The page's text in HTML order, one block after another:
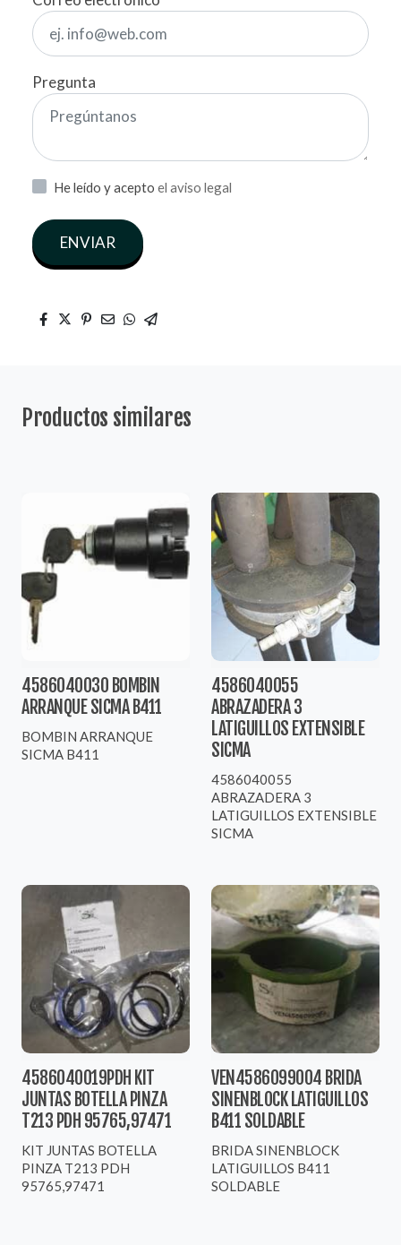
Pregunta
He leído y acepto el aviso legal
ENVIAR
Productos similares
4586040030 BOMBIN
ARRANQUE SICMA B411
BOMBIN ARRANQUE
SICMA B411
4586040055
ABRAZADERA 3
LATIGUILLOS EXTENSIBLE
SICMA
4586040055
ABRAZADERA 3
LATIGUILLOS EXTENSIBLE
SICMA
4586040019PDH KIT
JUNTAS BOTELLA PINZA
T213 PDH 95765,97471
KIT JUNTAS BOTELLA
PINZA T213 PDH
95765,97471
VEN4586099004 BRIDA
SINENBLOCK LATIGUILLOS
B411 SOLDABLE
BRIDA SINENBLOCK
LATIGUILLOS B411
SOLDABLE